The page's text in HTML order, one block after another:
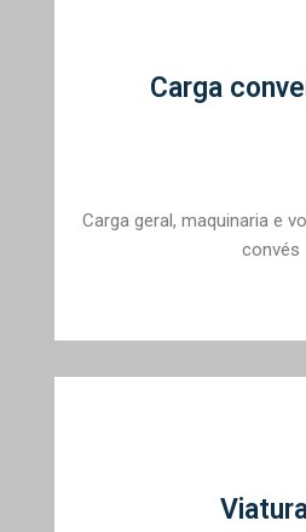
Carga
Carga geral, maquinaria e
convés